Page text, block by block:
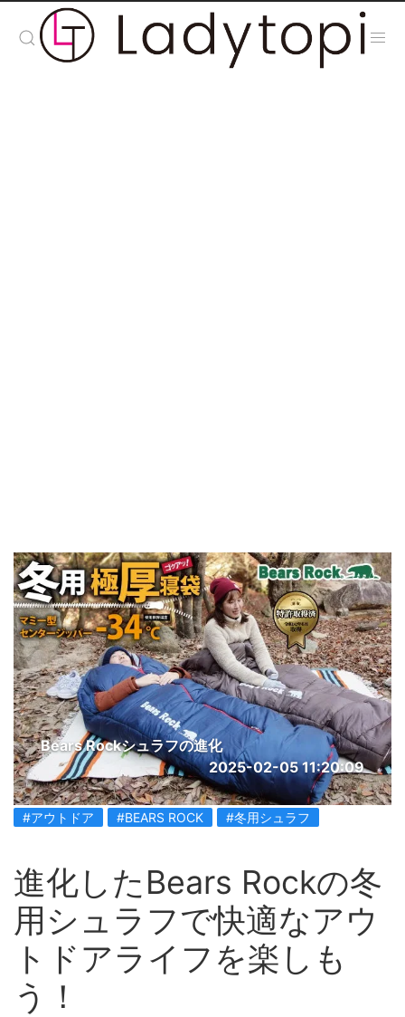
Bears Rockシュラフの進化
2025-02-05 11:20:09
#アウトドア #BEARS ROCK #冬用シュラフ
進化したBears Rockの冬
用シュラフで快適なアウ
トドアライフを楽しも
う！